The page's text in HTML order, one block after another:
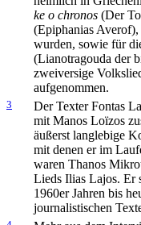
ke o chronos (Der
(Epiphanias
wurden, sowie für
(Lianotragouda der
zweiversige
aufgenommen.
3
Der Texter Fontas
mit Manos Loïzos
äußerst langlebige
mit denen er im
waren Thanos
Lieds Ilias Lajos. Er
1960er Jahren bis
journalistischen